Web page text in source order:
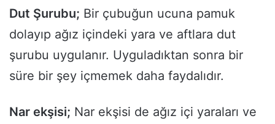
Dut Şurubu; Bir çubuğun ucuna pamuk
dolayıp ağız içindeki yara ve aftlara dut
şurubu uygulanır. Uyguladıktan sonra bir
süre bir şey içmemek daha faydalıdır.
Nar ekşisi; Nar ekşisi de ağız içi yaraları ve